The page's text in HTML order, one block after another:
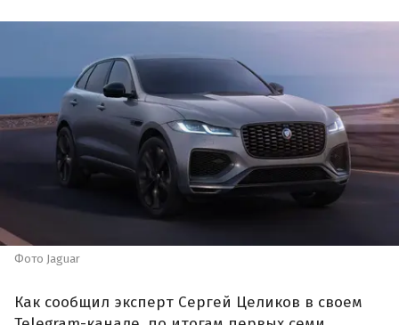
Фото Jaguar
Как сообщил эксперт Сергей Целиков в своем